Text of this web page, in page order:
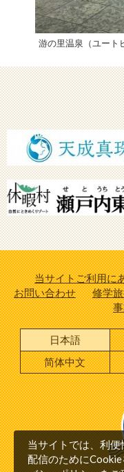
游の里温泉（ユート
当サイトご利用に
お問い合わせ
修学
日本語
简体中文
当サイトでは、利
配信のために